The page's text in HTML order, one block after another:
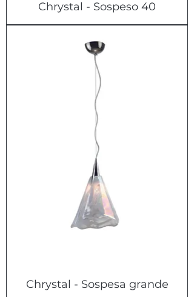
Chrystal - Sospeso 40
Chrystal - Sospesa grande